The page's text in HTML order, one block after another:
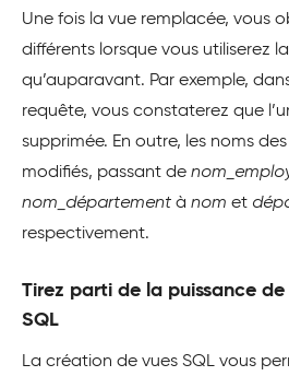
Une fois la vue remplacée, vous
différents lorsque vous utiliserez
qu’auparavant. Par exemple,
requête, vous constaterez que
supprimée. En outre, les noms
modifiés, passant de
nom_département à nom et
respectivement.
Tirez parti de la puissance
SQL
La création de vues SQL vous